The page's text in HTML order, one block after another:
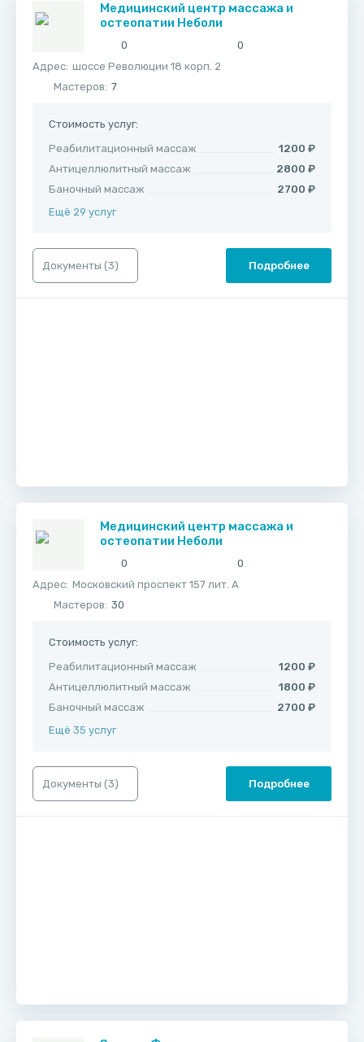
Медицинский центр массажа и
остеопатии Неболи
0
0
Адрес: шоссе Революции 18 корп. 2
Мастеров: 7
Стоимость услуг:
Реабилитационный массаж
1200 ₽
Антицеллюлитный массаж
2800 ₽
Баночный массаж
2700 ₽
Ещё 29 услуг
Документы (3) Подробнее
Медицинский центр массажа и
остеопатии Неболи
0
0
Адрес: Московский проспект 157 лит. А
Мастеров: 30
Стоимость услуг:
Реабилитационный массаж
1200 ₽
Антицеллюлитный массаж
1800 ₽
Баночный массаж
2700 ₽
Ещё 35 услуг
Документы (3) Подробнее